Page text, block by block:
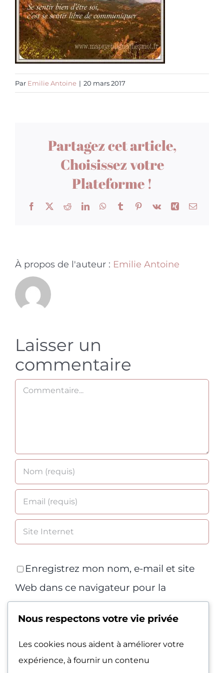
Par Emilie Antoine | 20 mars 2017
Partagez cet article,
Choisissez votre
Plateforme !
Facebook
X RedditLinkedInWhatsApp
TumblrPinterest
Vk Xing Email
À propos de l'auteur : Emilie Antoine
Laisser un
commentaire
Commentaire
Enregistrez mon nom, e-mail et site
Web dans ce navigateur pour la
Nous respectons votre vie privée
Les cookies nous aident à améliorer votre
expérience, à fournir un contenu